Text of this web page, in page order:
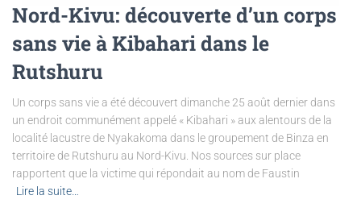
Nord-Kivu: découverte d’un corps
sans vie à Kibahari dans le
Rutshuru
Un corps sans vie a été découvert dimanche 25 août dernier dans
un endroit communément appelé « Kibahari » aux alentours de la
localité lacustre de Nyakakoma dans le groupement de Binza en
territoire de Rutshuru au Nord-Kivu. Nos sources sur place
rapportent que la victime qui répondait au nom de Faustin
Lire la suite…